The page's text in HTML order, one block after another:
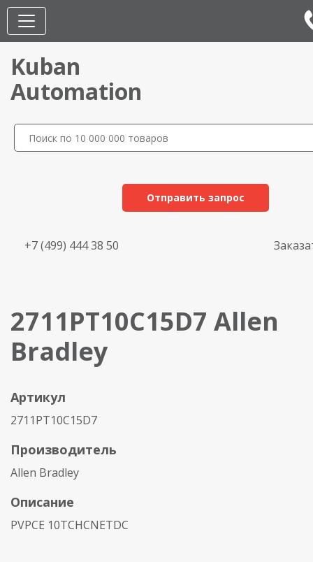
Kuban
Automation
Отправить запрос
+7 (499) 444 38 50
2711PT10C15D7 Allen
Bradley
Артикул
2711PT10C15D7
Производитель
Allen Bradley
Описание
PVPCE 10TCHCNETDC